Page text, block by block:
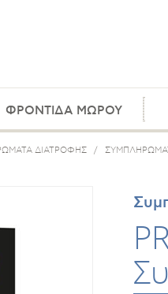
ΦΡΟΝΤΙΔΑ ΜΩΡΟΥ
ΔΙΑΤΡΟΦΗΣ /